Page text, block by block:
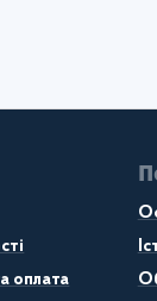
оплата